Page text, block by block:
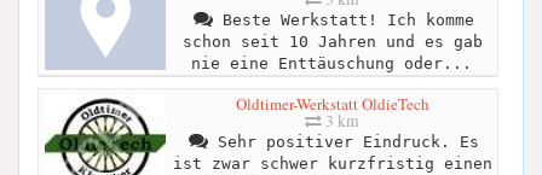
Beste Werkstatt! Ich komme
schon seit 10 Jahren und es gab
nie eine Enttäuschung oder...
Oldtimer-Werkstatt OldieTech
3 km
Sehr positiver Eindruck. Es
ist zwar schwer kurzfristig einen